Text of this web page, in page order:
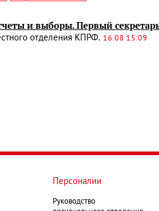
и выборы. Первый
отделения КПРФ. 16.08 15:09
Персоналии
Руководство